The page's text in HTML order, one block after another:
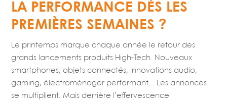
LA PERFORMANCE DÈS LES
PREMIÈRES SEMAINES ?
Le printemps marque chaque année le retour des
grands lancements produits High-Tech. Nouveaux
smartphones, objets connectés, innovations audio,
gaming, électroménager performant… Les annonces
se multiplient. Mais derrière l’effervescence